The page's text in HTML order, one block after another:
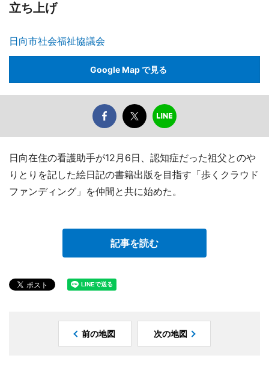
立ち上げ
日向市社会福祉協議会
Google Map で見る
日向在住の看護助手が12月6日、認知症だった祖父とのや
りとりを記した絵日記の書籍出版を目指す「歩くクラウド
ファンディング」を仲間と共に始めた。
記事を読む
前の地図 次の地図